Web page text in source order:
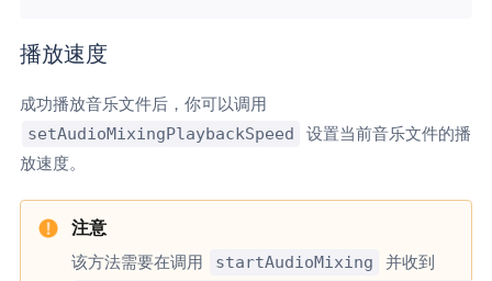
播放速度
成功播放音乐文件后，你可以调用
setAudioMixingPlaybackSpeed
设置当前音乐文件的播
放速度。
该方法需要在调用 startAudioMixing 并收到